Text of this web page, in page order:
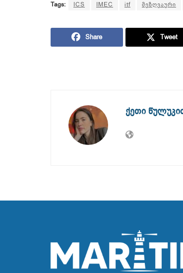
Tags:
ICS IMEC itf მეზღვაური
Share Tweet
ქეთი